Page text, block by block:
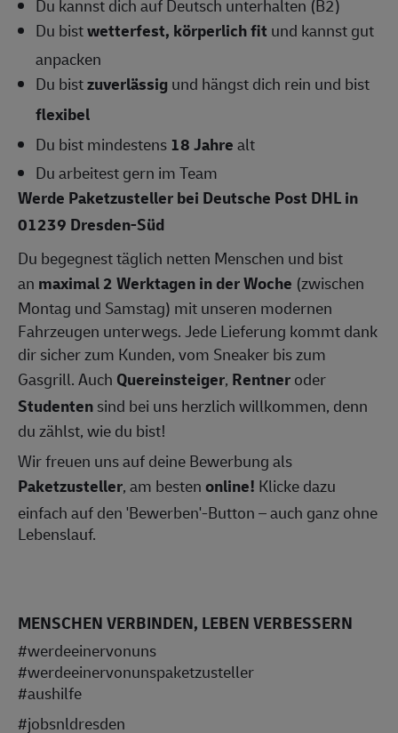
Du kannst dich auf Deutsch unterhalten (B2)
Du bistwetterfest, körperlich fit und kannst gut
anpacken
Du bistzuverlässigund hängst dich rein und bist
flexibel
Du bist mindestens 18 Jahrealt
Du arbeitest gern im Team
Werde Paketzusteller bei Deutsche Post DHL in
01239 Dresden-Süd
Du begegnest täglich netten Menschen und bist
an maximal 2 Werktagen in der Woche (zwischen
Montag und Samstag) mit unseren modernen
Fahrzeugen unterwegs. Jede Lieferung kommt dank
dir sicher zum Kunden, vom Sneaker bis zum
Gasgrill. Auch Quereinsteiger, Rentneroder
Studentensind bei uns herzlich willkommen, denn
du zählst, wie du bist!
Wir freuen uns auf deine Bewerbung als
Paketzusteller, am bestenonline! Klicke dazu
einfach auf den 'Bewerben'-Button – auch ganz ohne
Lebenslauf.
MENSCHEN VERBINDEN, LEBEN VERBESSERN
#werdeeinervonuns
#werdeeinervonunspaketzusteller
#aushilfe
#jobsnldresden